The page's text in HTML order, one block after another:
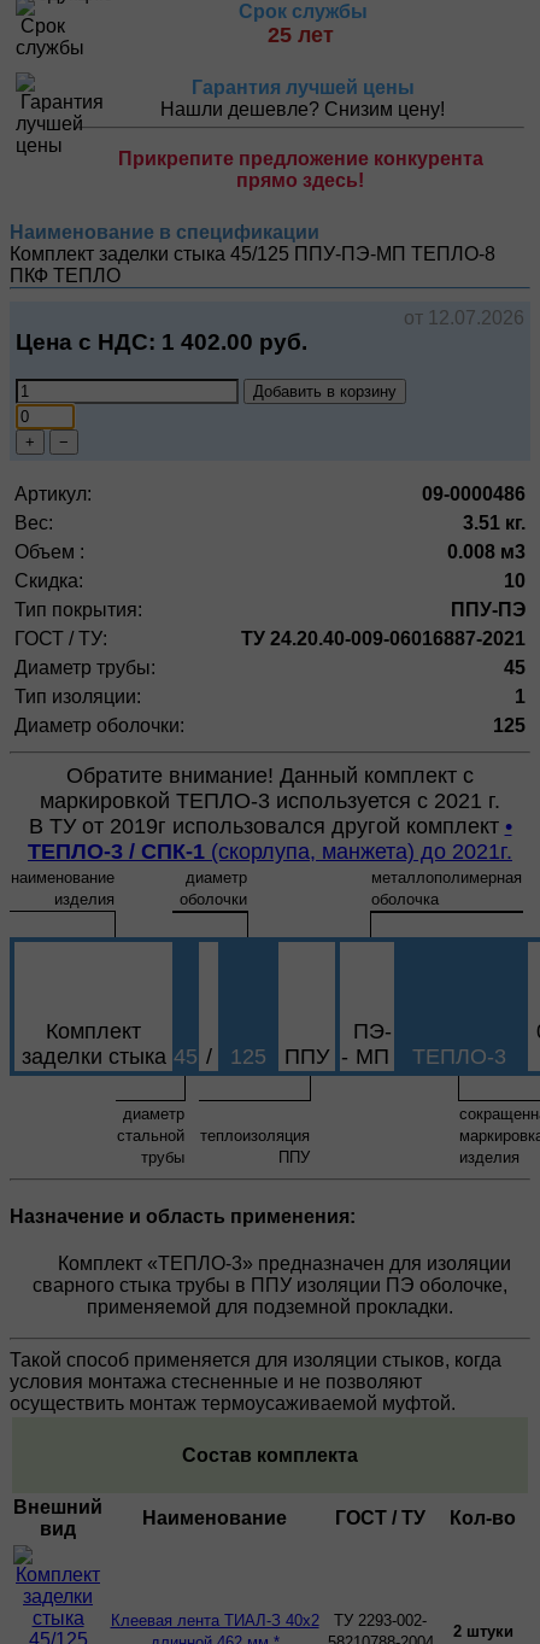
Срок службы
25 лет
Гарантия лучшей цены
Нашли дешевле? Снизим цену!
Прикрепите предложение конкурента
прямо здесь!
Наименование в спецификации
Комплект заделки стыка 45/125 ППУ-ПЭ-МП ТЕПЛО-8
ПКФ ТЕПЛО
от 12.07.2026
Цена с НДС: 1 402.00 руб.
Добавить в корзину
+ −
Артикул:
09-0000486
Вес:
3.51 кг.
Объем :
0.008 м3
Скидка:
10
Тип покрытия:
ППУ-ПЭ
ГОСТ / ТУ:
ТУ 24.20.40-009-06016887-2021
Диаметр трубы:
45
Тип изоляции:
1
Диаметр оболочки:
125
Обратите внимание! Данный комплект с
маркировкой ТЕПЛО-3 используется с 2021 г.
В ТУ от 2019г использовался другой комплект •
ТЕПЛО-3 / СПК-1 (скорлупа, манжета) до 2021г.
наименование
изделия
диаметр
оболочки
металлополимерная
оболочка
Комплект
заделки стыка 45 / 125 ППУ -
ПЭ-
МП
ТЕПЛО-3
диаметр
стальной
трубы
теплоизоляция
ППУ
изделия
Назначение и область применения:
Комплект «ТЕПЛО-3» предназначен для изоляции
сварного стыка трубы в ППУ изоляции ПЭ оболочке,
применяемой для подземной прокладки.
Такой способ применяется для изоляции стыков, когда
условия монтажа стесненные и не позволяют
осуществить монтаж термоусаживаемой муфтой.
Состав комплекта
Внешний
вид
Наименование ГОСТ / ТУ Кол-во
Клеевая лента ТИАЛ-З 40х2
ТУ 2293-002-
2 штуки